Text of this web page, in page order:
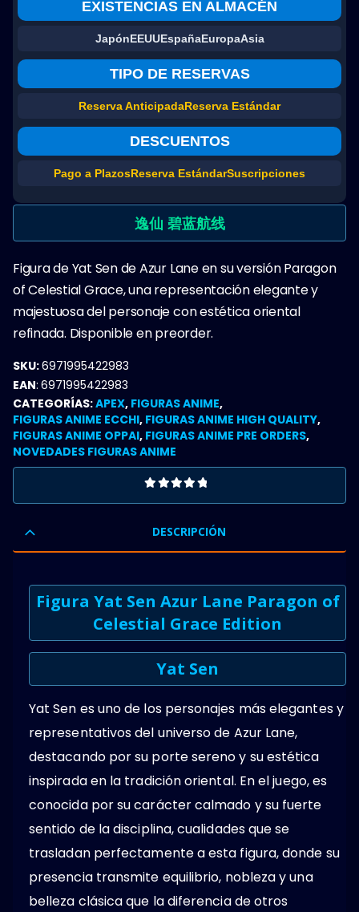
EXISTENCIAS EN ALMACÉN
JapónEEUUEspañaEuropaAsia
TIPO DE RESERVAS
Reserva AnticipadaReserva Estándar
DESCUENTOS
Pago a PlazosReserva EstándarSuscripciones
逸仙 碧蓝航线
Figura de Yat Sen de Azur Lane en su versión Paragon
of Celestial Grace, una representación elegante y
majestuosa del personaje con estética oriental
refinada. Disponible en preorder.
SKU:6971995422983
EAN: 6971995422983
CATEGORÍAS:APEX, FIGURAS ANIME,
FIGURAS ANIME ECCHI, FIGURAS ANIME HIGH QUALITY,
FIGURAS ANIME OPPAI, FIGURAS ANIME PRE ORDERS,
NOVEDADES FIGURAS ANIME
DESCRIPCIÓN
Figura Yat Sen Azur Lane Paragon of
Celestial Grace Edition
Yat Sen
Yat Sen es uno de los personajes más elegantes y
representativos del universo de Azur Lane,
destacando por su porte sereno y su estética
inspirada en la tradición oriental. En el juego, es
conocida por su carácter calmado y su fuerte
sentido de la disciplina, cualidades que se
trasladan perfectamente a esta figura, donde su
presencia transmite equilibrio, nobleza y una
belleza clásica que la diferencia de otros